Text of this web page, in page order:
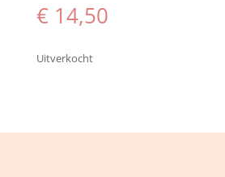
€14,50
Uitverkocht